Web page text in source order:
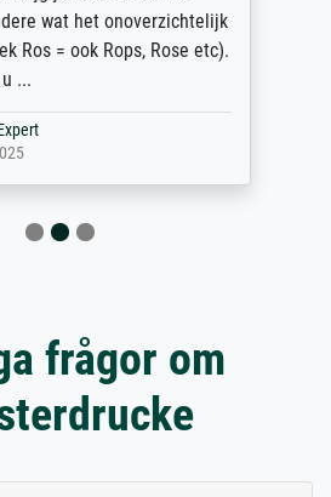
wat het onoverzichtelijk
Ros = ook Rops, Rose etc).
...
frågor om